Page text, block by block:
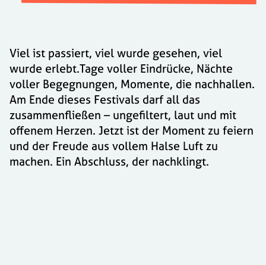
Viel ist passiert, viel wurde gesehen, viel
wurde erlebt.Tage voller Eindrücke, Nächte
voller Begegnungen, Momente, die nachhallen.
Am Ende dieses Festivals darf all das
zusammenfließen – ungefiltert, laut und mit
offenem Herzen. Jetzt ist der Moment zu feiern
und der Freude aus vollem Halse Luft zu
machen. Ein Abschluss, der nachklingt.